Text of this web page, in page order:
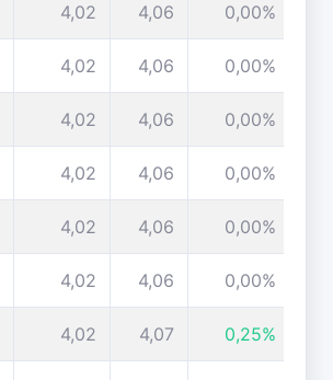
4,02 4,06 0,00%
4,02 4,06 0,00%
4,02 4,06 0,00%
4,02 4,06 0,00%
4,02 4,06 0,00%
4,02 4,06 0,00%
4,02 4,07 0,25%